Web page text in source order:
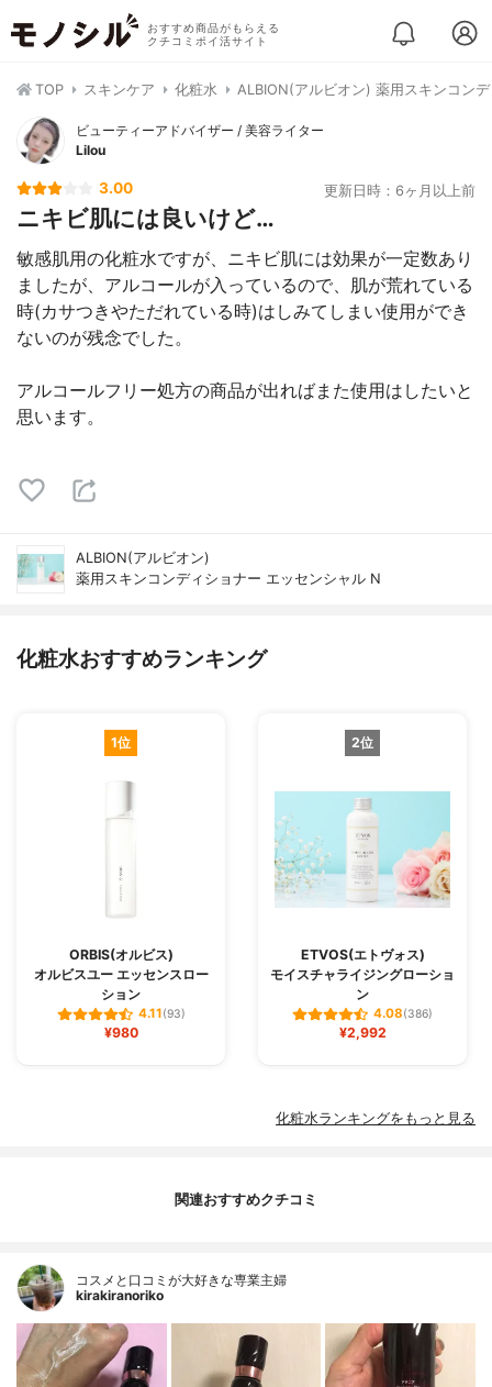
おすすめ商品がもらえる
クチコミポイ活サイト
TOP スキンケア 化粧水 ALBION(アルビオン) 薬用スキンコン
ビューティーアドバイザー / 美容ライター
Lilou
3.00 更新日時：6ヶ月以上前
ニキビ肌には良いけど…
敏感肌用の化粧水ですが、ニキビ肌には効果が一定数あり
ましたが、アルコールが入っているので、肌が荒れている
時(カサつきやただれている時)はしみてしまい使用ができ
ないのが残念でした。
アルコールフリー処方の商品が出ればまた使用はしたいと
思います。
ALBION(アルビオン)
薬用スキンコンディショナー エッセンシャル N
化粧水おすすめランキング
1位
ORBIS(オルビス)
オルビスユー エッセンスロー
ション
4.11(93)
¥980
2位
ETVOS(エトヴォス)
モイスチャライジングローショ
ン
4.08(386)
¥2,992
化粧水ランキングをもっと見る
関連おすすめクチコミ
コスメと口コミが大好きな専業主婦
kirakiranoriko